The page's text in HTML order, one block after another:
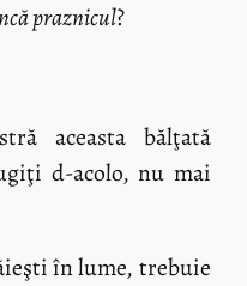
praznicul?
aceasta bălţată
d-acolo, nu mai
în lume, trebuie